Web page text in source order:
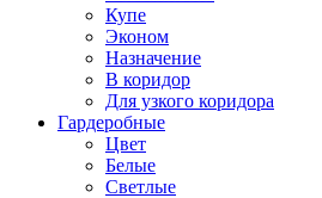
Купе
Эконом
Назначение
В коридор
Для узкого коридора
Гардеробные
Цвет
Белые
Светлые